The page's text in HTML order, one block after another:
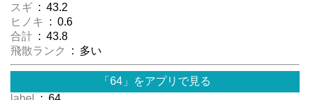
スギ : 43.2
ヒノキ
: 0.6
合計 : 43.8
飛散ランク
: 多い
「64」をアプリで見る